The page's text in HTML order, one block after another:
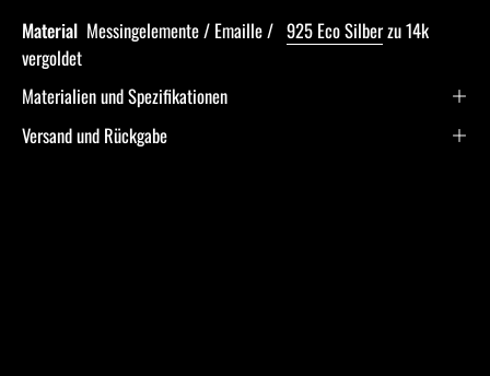
Material Messingelemente / Emaille / 925 Eco Silberzu 14k
vergoldet
Materialien und Spezifikationen
Versand und Rückgabe